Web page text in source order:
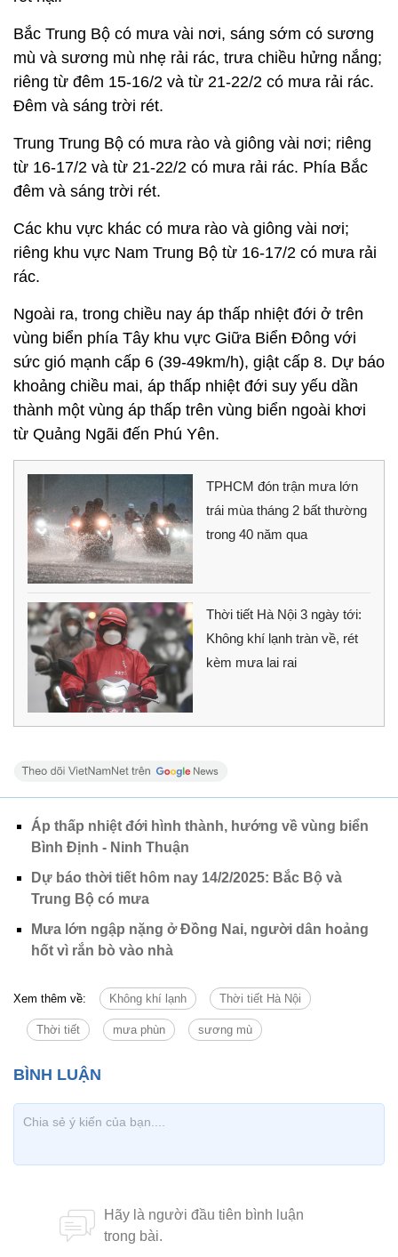
Bắc Trung Bộ có mưa vài nơi, sáng sớm có sương
mù và sương mù nhẹ rải rác, trưa chiều hửng nắng;
riêng từ đêm 15-16/2 và từ 21-22/2 có mưa rải rác.
Đêm và sáng trời rét.
Trung Trung Bộ có mưa rào và giông vài nơi; riêng
từ 16-17/2 và từ 21-22/2 có mưa rải rác. Phía Bắc
đêm và sáng trời rét.
Các khu vực khác có mưa rào và giông vài nơi;
riêng khu vực Nam Trung Bộ từ 16-17/2 có mưa rải
rác.
Ngoài ra, trong chiều nay áp thấp nhiệt đới ở trên
vùng biển phía Tây khu vực Giữa Biển Đông với
sức gió mạnh cấp 6 (39-49km/h), giật cấp 8. Dự báo
khoảng chiều mai, áp thấp nhiệt đới suy yếu dần
thành một vùng áp thấp trên vùng biển ngoài khơi
từ Quảng Ngãi đến Phú Yên.
TPHCM đón trận mưa lớn
trái mùa tháng 2 bất thường
trong 40 năm qua
Thời tiết Hà Nội 3 ngày tới:
Không khí lạnh tràn về, rét
kèm mưa lai rai
Áp thấp nhiệt đới hình thành, hướng về vùng biển
Bình Định - Ninh Thuận
Dự báo thời tiết hôm nay 14/2/2025: Bắc Bộ và
Trung Bộ có mưa
Mưa lớn ngập nặng ở Đồng Nai, người dân hoảng
hốt vì rắn bò vào nhà
Xem thêm về: Không khí lạnh Thời tiết Hà Nội
Thời tiết mưa phùn sương mù